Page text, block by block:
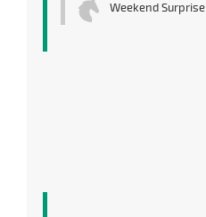
Weekend Surprise